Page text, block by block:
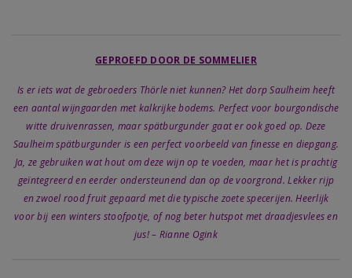
GEPROEFD DOOR DE SOMMELIER
Is er iets wat de gebroeders Thörle niet kunnen? Het dorp Saulheim heeft
een aantal wijngaarden met kalkrijke bodems. Perfect voor bourgondische
witte druivenrassen, maar spätburgunder gaat er ook goed op. Deze
Saulheim spätburgunder is een perfect voorbeeld van finesse en diepgang.
Ja, ze gebruiken wat hout om deze wijn op te voeden, maar het is prachtig
geïntegreerd en eerder ondersteunend dan op de voorgrond. Lekker rijp
en zwoel rood fruit gepaard met die typische zoete specerijen. Heerlijk
voor bij een winters stoofpotje, of nog beter hutspot met draadjesvlees en
jus! – Rianne Ogink